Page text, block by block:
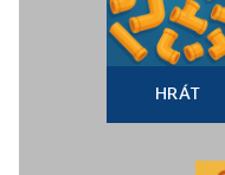
HRÁT